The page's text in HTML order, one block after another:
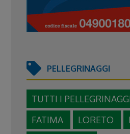
PELLEGRINAGGI
TUTTI I PELLEGRINAGGI
FATIMA
LORETO